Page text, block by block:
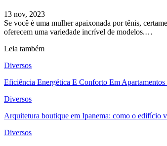
13 nov, 2023
Se você é uma mulher apaixonada por tênis,
oferecem uma variedade incrível de modelos.…
Leia também
Diversos
Eficiência Energética E Conforto Em
Diversos
Arquitetura boutique em Ipanema: como o edifício
Diversos